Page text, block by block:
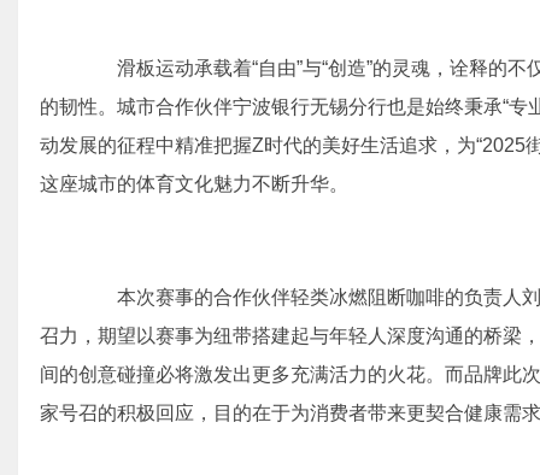
滑板运动承载着“自由”与“创造”的灵魂，诠释的不
的韧性。城市合作伙伴宁波银行无锡分行也是始终秉承“专
动发展的征程中精准把握Z时代的美好生活追求，为“2025
这座城市的体育文化魅力不断升华。
本次赛事的合作伙伴轻类冰燃阻断咖啡的负责人
召力，期望以赛事为纽带搭建起与年轻人深度沟通的桥梁
间的创意碰撞必将激发出更多充满活力的火花。而品牌此
家号召的积极回应，目的在于为消费者带来更契合健康需